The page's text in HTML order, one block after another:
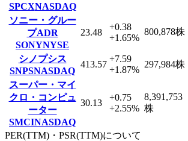
SPCXNASDAQ
ソニー・グルー
プADR
SONYNYSE
23.48
+0.38
+1.65%
800,878株
シノプシス
SNPSNASDAQ
413.57
+7.59
+1.87%
297,984株
スーパー・マイ
クロ・コンピュ
ーター
SMCINASDAQ
30.13
+0.75
+2.55%
8,391,753
株
PER(TTM)・PSR(TTM)について